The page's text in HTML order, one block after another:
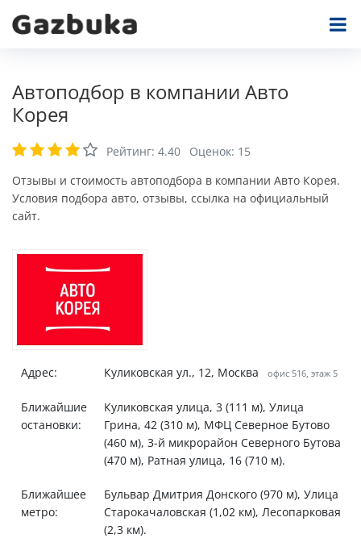
Автоподбор в компании Авто
Корея
Рейтинг: 4.40 Оценок: 15
Отзывы и стоимость автоподбора в компании Авто Корея.
Условия подбора авто, отзывы, ссылка на официальный
сайт.
Адрес: Куликовская ул., 12, Москва офис 516, этаж 5
Ближайшие
остановки:
Куликовская улица, 3 (111 м), Улица
Грина, 42 (310 м), МФЦ Северное Бутово
(460 м), 3-й микрорайон Северного Бутова
(470 м), Ратная улица, 16 (710 м).
Ближайшее
метро:
Бульвар Дмитрия Донского (970 м), Улица
Старокачаловская (1,02 км), Лесопарковая
(2,3 км).